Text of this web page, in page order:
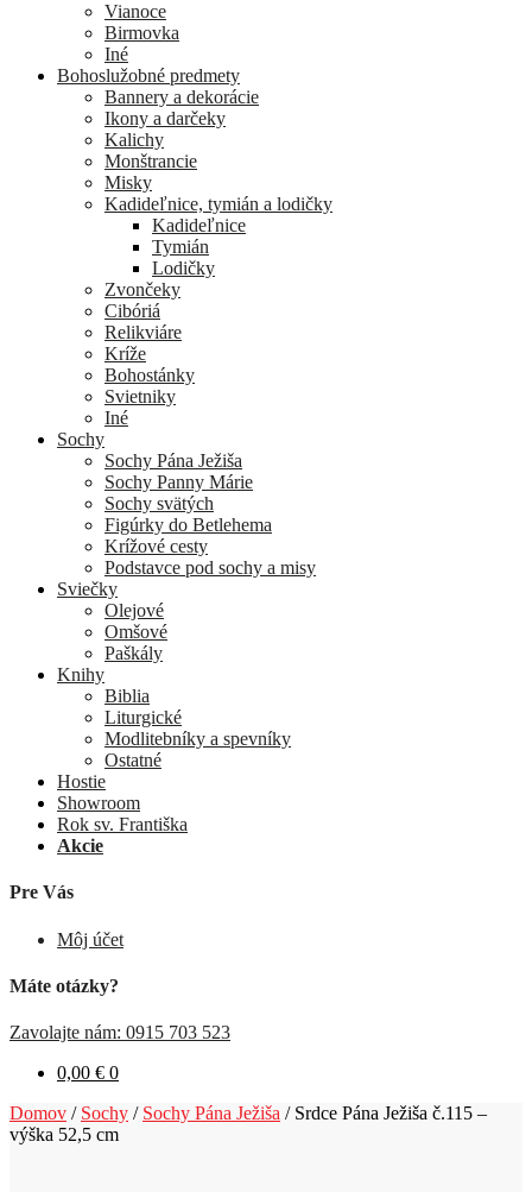
Vianoce
Birmovka
Iné
Bohoslužobné predmety
Bannery a dekorácie
Ikony a darčeky
Kalichy
Monštrancie
Misky
Kadideľnice, tymián a lodičky
Kadideľnice
Tymián
Lodičky
Zvončeky
Cibóriá
Relikviáre
Kríže
Bohostánky
Svietniky
Iné
Sochy
Sochy Pána Ježiša
Sochy Panny Márie
Sochy svätých
Figúrky do Betlehema
Krížové cesty
Podstavce pod sochy a misy
Sviečky
Olejové
Omšové
Paškály
Knihy
Biblia
Liturgické
Modlitebníky a spevníky
Ostatné
Hostie
Showroom
Rok sv. Františka
Akcie
Pre Vás
Môj účet
Máte otázky?
Zavolajte nám: 0915 703 523
0,00 € 0
Domov / Sochy / Sochy Pána Ježiša / Srdce Pána Ježiša č.115 –
výška 52,5 cm